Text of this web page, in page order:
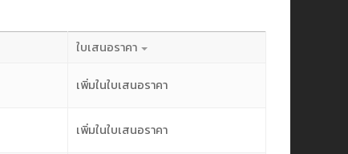
ใบเสนอราคา
เพิ่มในใบเสนอราคา
เพิ่มในใบเสนอราคา